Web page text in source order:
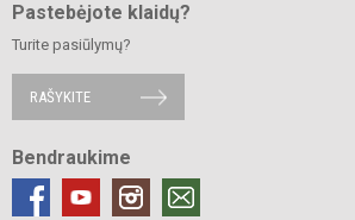
Pastebėjote klaidų?
Turite pasiūlymų?
RAŠYKITE
Bendraukime